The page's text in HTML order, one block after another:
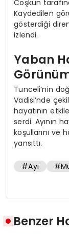
Coşkun
Kaydedilen
gösterdiği
izlendi.
Yaban
Tunceli’nin
Vadisi’nde
hayatının
serdi. Ayının
koşullarını ve
yansıttı.
#Ayı
Benzer